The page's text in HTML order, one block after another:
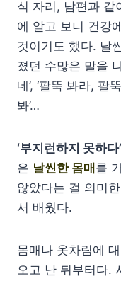
식 자리, 남편과 같
에 알고 보니 건강
것이기도 했다. 날
졌던 수많은 말을
네’, ‘팔뚝 봐라, 팔
봐’…
‘부지런하지 못하다
은 날씬한 몸매를
않았다는 걸 의미
서 배웠다.
몸매나 옷차림에
오고 난 뒤부터다.